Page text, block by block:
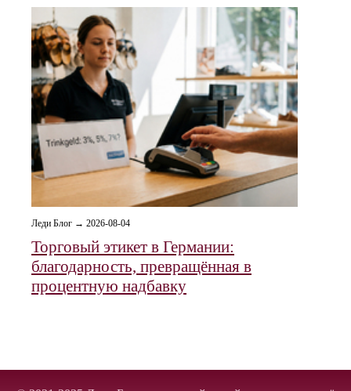
Леди Блог → 2026-08-04
Торговый этикет в Германии:
благодарность, превращённая в
процентную надбавку